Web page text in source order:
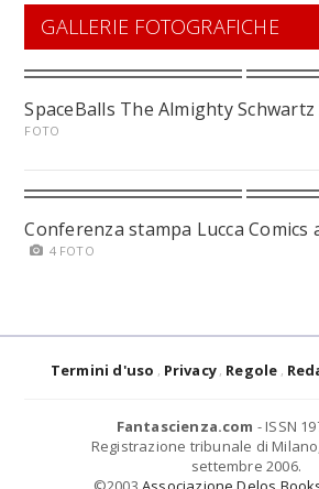
GALLERIE FOTOGRAFICHE
SpaceBalls The Almighty Schwartz
FOTO
Conferenza stampa Lucca Comics
4 FOTO
Termini d'uso Privacy Regole
Fantascienza.com - ISSN
Registrazione tribunale di
settembre 2006.